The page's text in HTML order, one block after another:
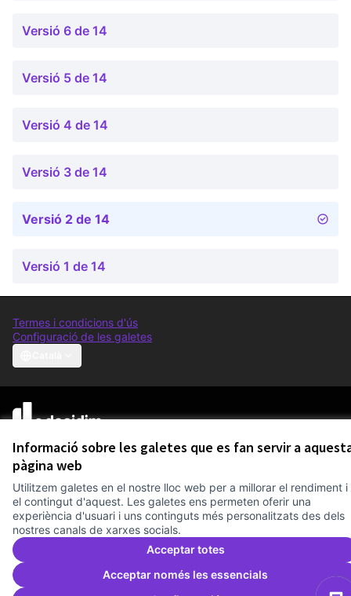
Informació sobre les galetes que es fan servir a
pàgina web
Utilitzem galetes en el nostre lloc web per a millorar el rendiment i
el contingut d'aquest. Les galetes ens permeten oferir una
experiència d'usuari i uns continguts més personalitzats des dels
nostres canals de xarxes socials.
Acceptar totes
Acceptar només les essencials
Versió 6 de 14
Versió 5 de 14
Versió 4 de 14
Versió 3 de 14
Versió 2 de 14
Versió 1 de 14
Termes i condicions d'ús
Configuració de les galetes
Comunitat Canòdrom a Facebook
(Link externo)
Comunitat Canòdrom a Instagram
(Link externo)
Comunitat Canòdrom a YouTube
(Link externo)
Web creada amb programari lliure
(Link externo)